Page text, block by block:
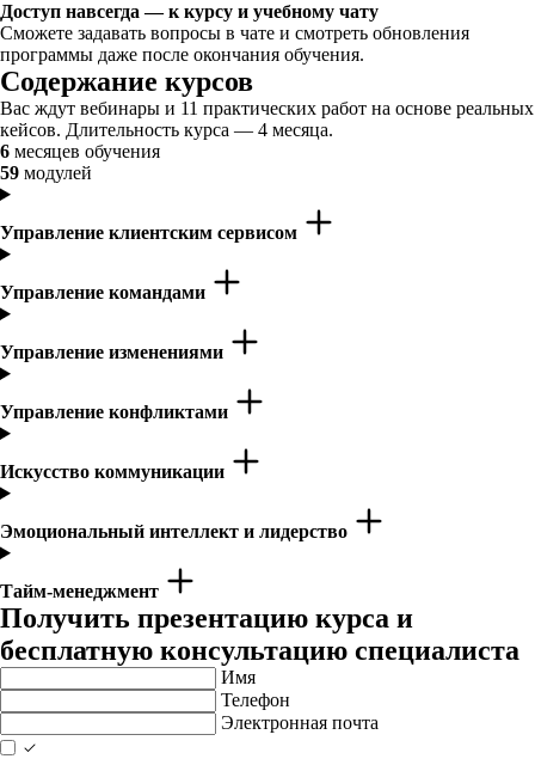
Доступ навсегда — к курсу и учебному чату
Сможете задавать вопросы в чате и смотреть обновления
программы даже после окончания обучения.
Содержание курсов
Вас ждут вебинары и 11 практических работ на основе реальных
кейсов. Длительность курса — 4 месяца.
6 месяцев обучения
59 модулей
Управление клиентским сервисом
Управление командами
Управление изменениями
Управление конфликтами
Искусство коммуникации
Эмоциональный интеллект и лидерство
Тайм-менеджмент
Получить презентацию курса и
бесплатную консультацию специалиста
Имя
Телефон
Электронная почта